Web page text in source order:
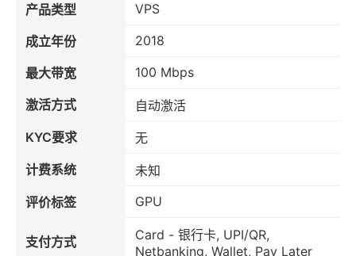
产品类型
VPS
成立年份 2018
最大带宽 100 Mbps
激活方式
自动激活
KYC要求
无
计费系统
未知
评价标签
GPU
支付方式
Card - 银行卡, UPI/QR,
Netbanking, Wallet, Pay Later